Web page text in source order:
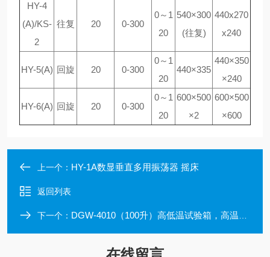
HY-4
(A)/KS-
2
往复 20 0-300
0～1
20
540×300
(往复)
440x270
x240
HY-5(A) 回旋 20 0-300
0～1
20
440×335
440×350
×240
HY-6(A) 回旋 20 0-300
0～1
20
600×500
×2
600×500
×600
上一个： HY-1A数显垂直多用振荡器 摇床
返回列表
下一个： DGW-4010（100升）高低温试验箱，高温试验箱；温箱控温-40-150℃